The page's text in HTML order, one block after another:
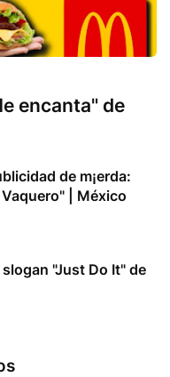
encanta" de
de m¡erda:
| México
"Just Do It" de